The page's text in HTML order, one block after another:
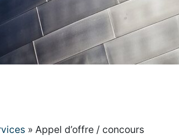
» Appel d’offre / concours